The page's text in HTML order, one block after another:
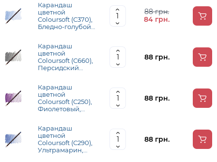
Карандаш
цветной
Coloursoft (С370),
Бледно-голубой,
88 грн.
84 грн.
Карандаш
цветной
Coloursoft (С660),
Персидский
88 грн.
Карандаш
цветной
Coloursoft (С250),
Фиолетовый,
88 грн.
Карандаш
цветной
Coloursoft (С290),
Ультрамарин,
88 грн.